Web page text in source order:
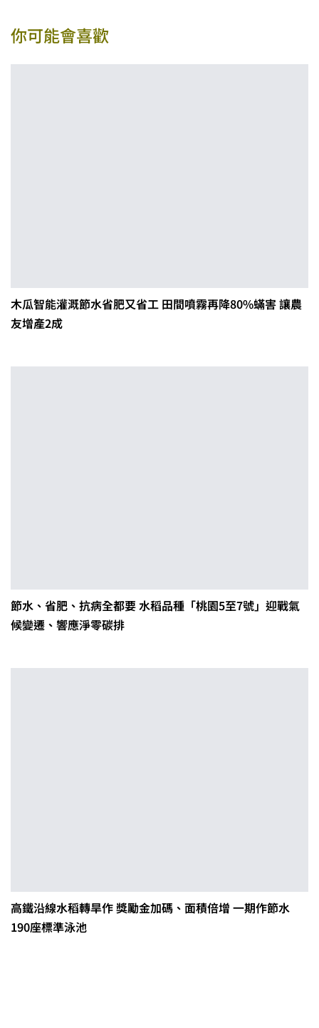
你可能會喜歡
木瓜智能灌溉節水省肥又省工 田間噴霧再降80%蟎害 讓農
友增產2成
節水、省肥、抗病全都要 水稻品種「桃園5至7號」迎戰氣
候變遷、響應淨零碳排
高鐵沿線水稻轉旱作 獎勵金加碼、面積倍增 一期作節水
190座標準泳池